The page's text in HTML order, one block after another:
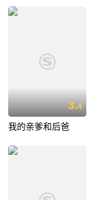
3.4
我的亲爹和后爸